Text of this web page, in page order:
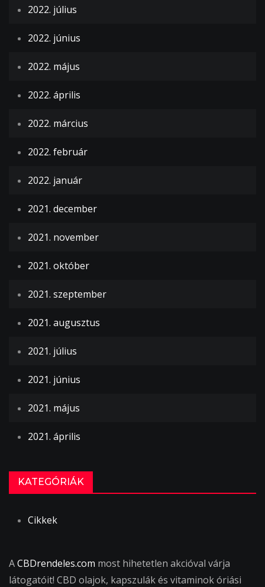
2022. július
2022. június
2022. május
2022. április
2022. március
2022. február
2022. január
2021. december
2021. november
2021. október
2021. szeptember
2021. augusztus
2021. július
2021. június
2021. május
2021. április
KATEGÓRIÁK
Cikkek
ACBDrendeles.com most hihetetlen akcióval várja
látogatóit! CBD olajok, kapszulák és vitaminok óriási